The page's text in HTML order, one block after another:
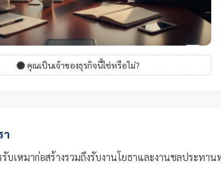
คุณเป็นเจ้าของธุรกิจนี้ใช่หรือไม่?
า
รับเหมาก่อสร้างรวมถึงรับงานโยธาและงานชลประทาน